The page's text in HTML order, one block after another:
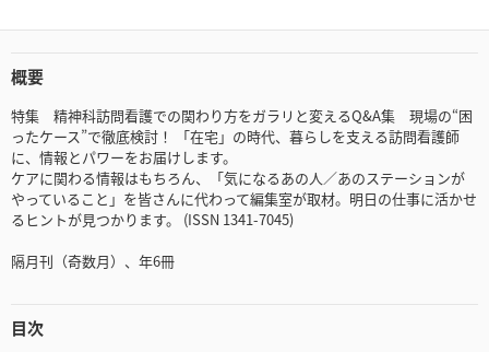
概要
特集 精神科訪問看護での関わり方をガラリと変えるQ&A集 現場の“困
ったケース”で徹底検討！ 「在宅」の時代、暮らしを支える訪問看護師
に、情報とパワーをお届けします。
ケアに関わる情報はもちろん、「気になるあの人／あのステーションが
やっていること」を皆さんに代わって編集室が取材。明日の仕事に活かせ
るヒントが見つかります。 (ISSN 1341-7045)
隔月刊（奇数月）、年6冊
目次